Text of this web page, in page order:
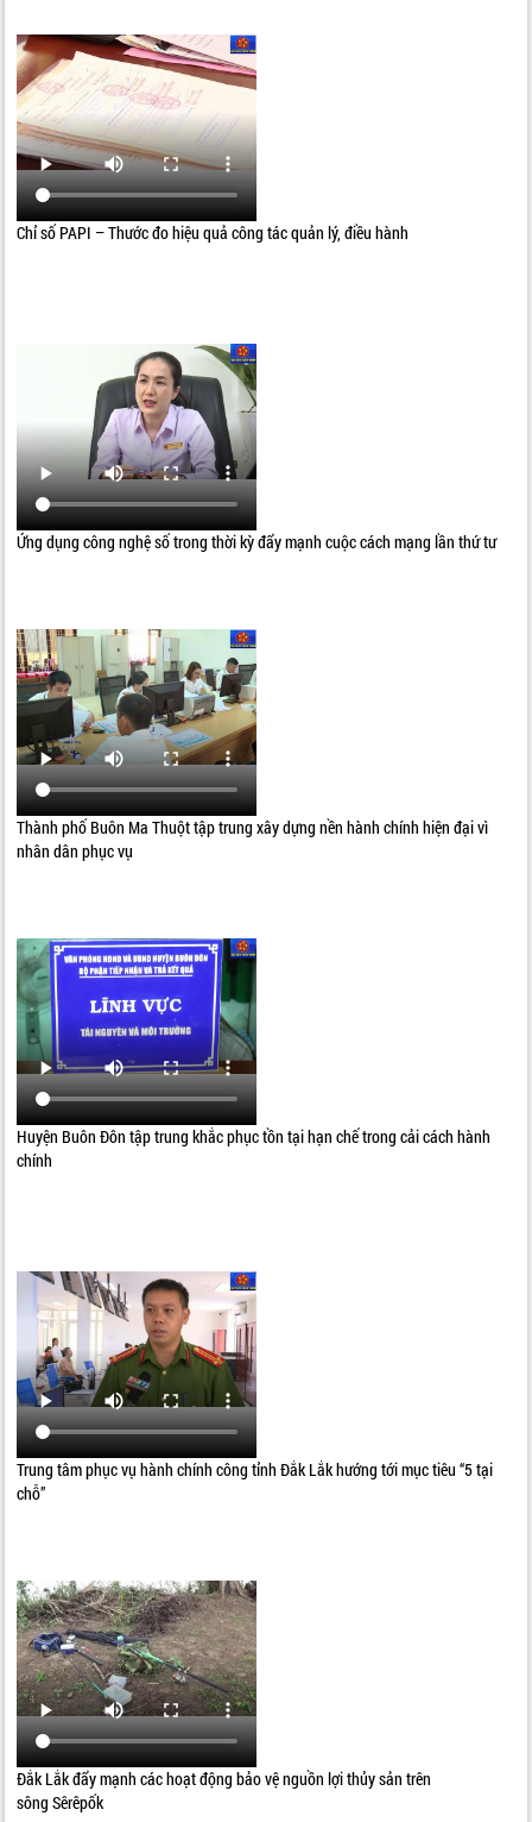
Chỉ số PAPI – Thước đo hiệu quả công tác quản lý, điều hành
Ứng dụng công nghệ số trong thời kỳ đẩy mạnh cuộc cách mạng lần thứ tư
Thành phố Buôn Ma Thuột tập trung xây dựng nền hành chính hiện đại vì
nhân dân phục vụ
Huyện Buôn Đôn tập trung khắc phục tồn tại hạn chế trong cải cách hành
chính
Trung tâm phục vụ hành chính công tỉnh Đắk Lắk hướng tới mục tiêu “5 tại
chỗ”
Đắk Lắk đẩy mạnh các hoạt động bảo vệ nguồn lợi thủy sản trên
sông Sêrêpốk